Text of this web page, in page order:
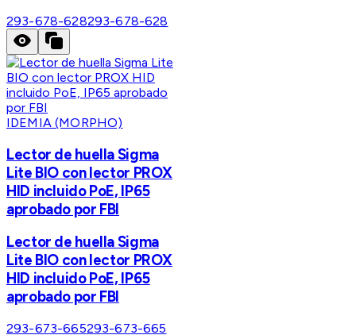
293-678-628293-678-628
IDEMIA (MORPHO)
Lector de huella Sigma
Lite BIO con lector PROX
HID incluido PoE, IP65
aprobado por FBI
Lector de huella Sigma
Lite BIO con lector PROX
HID incluido PoE, IP65
aprobado por FBI
293-673-665293-673-665